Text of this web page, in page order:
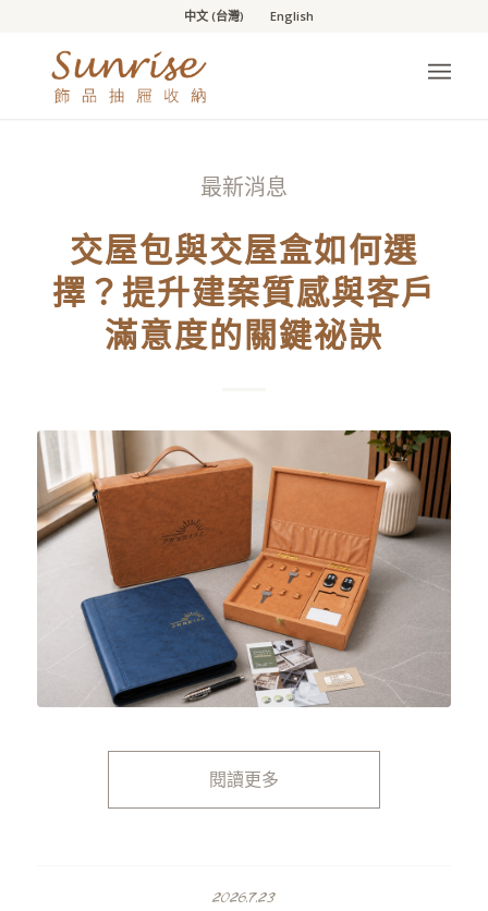
中文 (台灣) English
最新消息
交屋包與交屋盒如何選
擇？提升建案質感與客戶
滿意度的關鍵祕訣
閱讀更多
2026.7.23